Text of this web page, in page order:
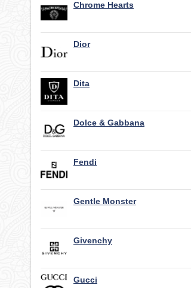
Chrome Hearts
Dior
Dita
Dolce & Gabbana
Fendi
Gentle Monster
Givenchy
Gucci